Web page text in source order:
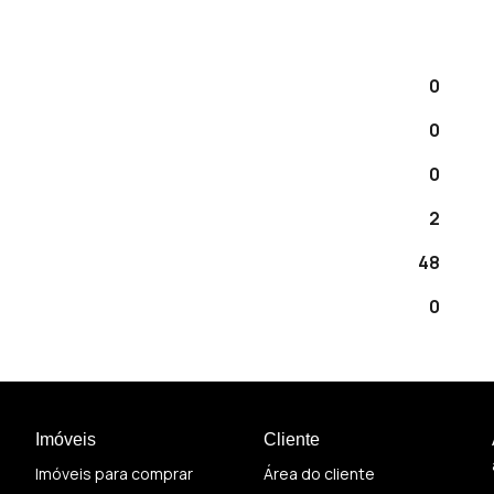
0
0
0
2
48
0
Imóveis
Imóveis para comprar
Cliente
Área do cliente